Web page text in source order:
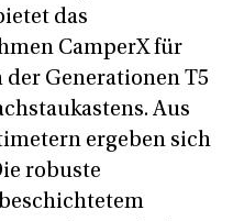
das
CamperX für
der Generationen T5
Aus
ergeben sich
robuste